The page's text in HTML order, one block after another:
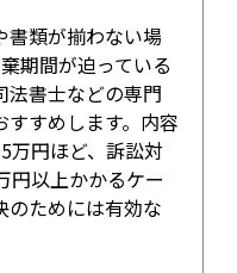
書類が揃わない場
期間が迫っている
法書士などの専門
すめします。内容
万円ほど、訴訟対
円以上かかるケー
のためには有効な